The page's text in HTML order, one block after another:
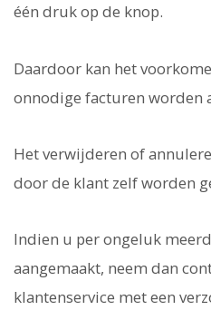
één druk op de knop.
Daardoor kan het
onnodige facturen worden
Het verwijderen of
door de klant zelf worden
Indien u per ongeluk
aangemaakt, neem dan
klantenservice met een